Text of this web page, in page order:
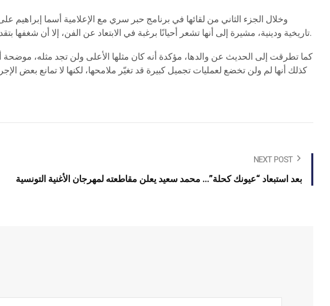
وخلال الجزء الثاني من لقائها في برنامج حبر سري مع الإعلامية أسما إبراهيم
تاريخية ودينية، مشيرة إلى أنها تشعر أحيانًا برغبة في الابتعاد عن الفن، إلا أن شغفها بتقديم رسالة هادفة يدفعها إلى التفكير في تجسيد شخصيات دينية مؤثرة تضيف إلى رصيدها الفني.
كما تطرقت إلى الحديث عن والدها، مؤكدة أنه كان مثلها الأعلى ولن تجد مثله،
كذلك أنها لم ولن تخضع لعمليات تجميل كبيرة قد تغيّر ملامحها، لكنها لا تمانع بعض
NEXT POST
بعد استبعاد “عيونك كحلة”… محمد سعيد يعلن مقاطعته لمهرجان الأغنية التونسية